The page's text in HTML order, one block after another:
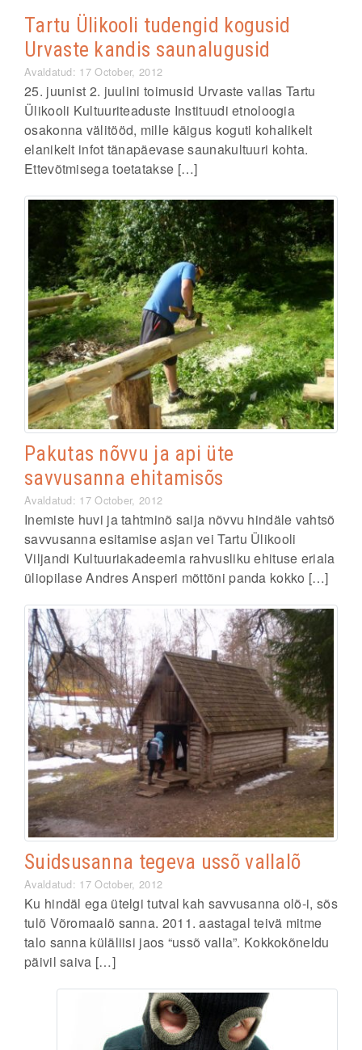
Tartu Ülikooli tudengid kogusid
Urvaste kandis saunalugusid
Avaldatud: 17 October, 2012
25. juunist 2. juulini toimusid Urvaste vallas Tartu
Ülikooli Kultuuriteaduste Instituudi etnoloogia
osakonna välitööd, mille käigus koguti kohalikelt
elanikelt infot tänapäevase saunakultuuri kohta.
Ettevõtmisega toetatakse […]
Pakutas nõvvu ja api üte
savvusanna ehitamisõs
Avaldatud: 17 October, 2012
Inemiste huvi ja tahtminõ saija nõvvu hindäle vahtsõ
savvusanna esitamise asjan vei Tartu Ülikooli
Viljandi Kultuuriakadeemia rahvusliku ehituse eriala
üliopilase Andres Ansperi mõttõni panda kokko […]
Suidsusanna tegeva ussõ vallalõ
Avaldatud: 17 October, 2012
Ku hindäl ega ütelgi tutval kah savvusanna olõ-i, sõs
tulõ Võromaalõ sanna. 2011. aastagal teivä mitme
talo sanna küläliisi jaos “ussõ valla”. Kokkokõneldu
päivil saiva […]